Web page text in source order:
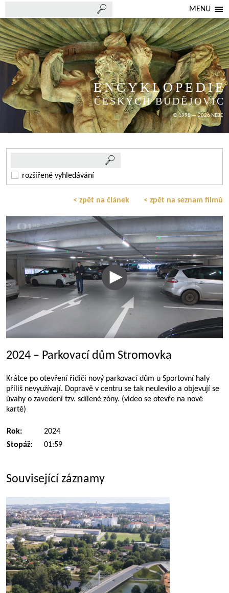
MENU
ENCYKLOPEDIE
ČESKÝCH BUDĚJOVIC
© 1998 — 2026 NEBE
rozšířené vyhledávání
< zpět na článek < zpět na seznam filmů
2024 – Parkovací dům Stromovka
Krátce po otevření řidiči nový parkovací dům u Sportovní haly
příliš nevyužívají. Dopravě v centru se tak neulevilo a objevují se
úvahy o zavedení tzv. sdílené zóny. (video se otevře na nové
kartě)
Rok:
2024
Stopáž:
01:59
Související záznamy